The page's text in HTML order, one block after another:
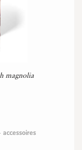
magnolia
accessoires